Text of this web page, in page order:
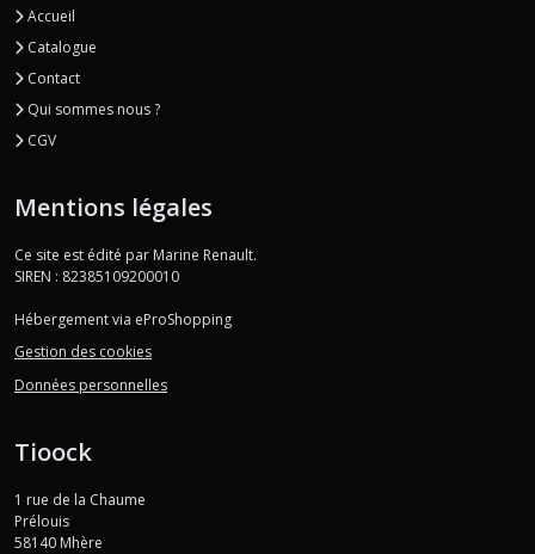
Accueil
Catalogue
Contact
Qui sommes nous ?
CGV
Mentions légales
Ce site est édité par Marine Renault.
SIREN : 82385109200010
Hébergement via eProShopping
Gestion des cookies
Données personnelles
Tioock
1 rue de la Chaume
Prélouis
58140 Mhère